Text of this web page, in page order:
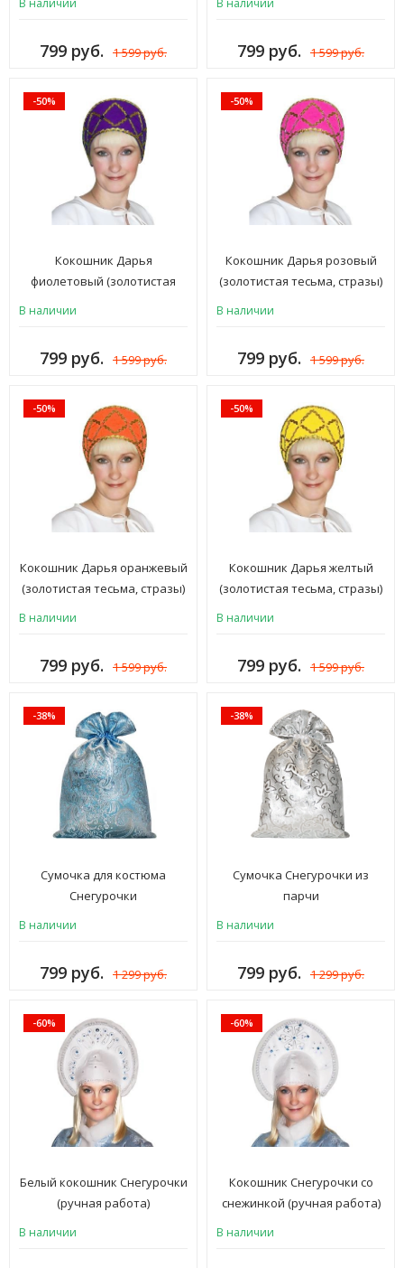
В наличии
799 руб. 1 599 руб.
В наличии
799 руб. 1 599 руб.
-50%
Кокошник Дарья
фиолетовый (золотистая
В наличии
799 руб. 1 599 руб.
-50%
Кокошник Дарья розовый
(золотистая тесьма, стразы)
В наличии
799 руб. 1 599 руб.
-50%
Кокошник Дарья оранжевый
(золотистая тесьма, стразы)
В наличии
799 руб. 1 599 руб.
-50%
Кокошник Дарья желтый
(золотистая тесьма, стразы)
В наличии
799 руб. 1 599 руб.
-38%
Сумочка для костюма
Снегурочки
В наличии
799 руб. 1 299 руб.
-38%
Сумочка Снегурочки из
парчи
В наличии
799 руб. 1 299 руб.
-60%
Белый кокошник Снегурочки
(ручная работа)
В наличии
-60%
Кокошник Снегурочки со
снежинкой (ручная работа)
В наличии